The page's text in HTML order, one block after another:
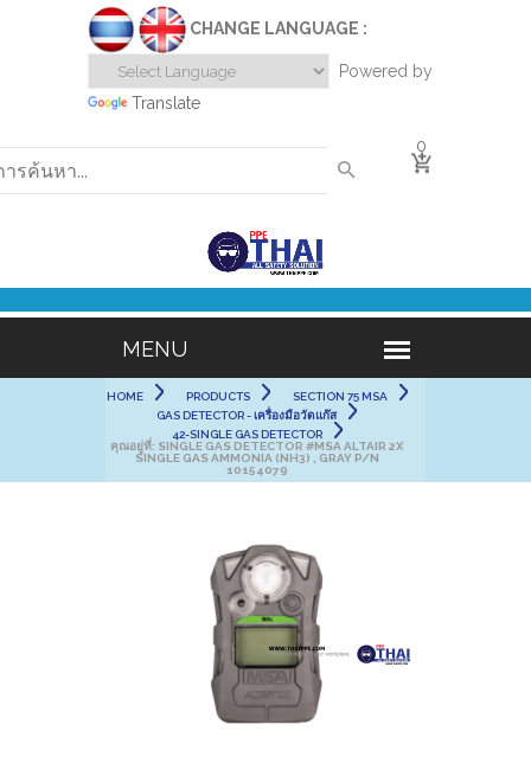
CHANGE LANGUAGE :
Powered by
Translate
0
HOME PRODUCTS
SECTION 75 MSA
GAS DETECTOR - เครื่องมือวัดแก๊ส
42-SINGLE GAS DETECTOR
คุณอยู่ที่: SINGLE GAS DETECTOR #MSA ALTAIR 2X
SINGLE GAS AMMONIA (NH3) , GRAY P/N
10154079